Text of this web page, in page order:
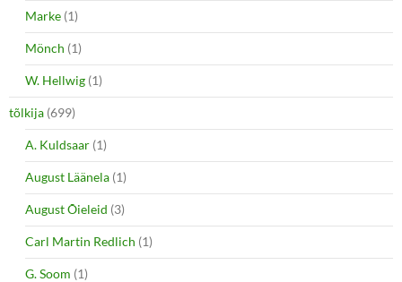
Marke (1)
Mönch (1)
W. Hellwig (1)
tõlkija (699)
A. Kuldsaar (1)
August Läänela (1)
August Õieleid (3)
Carl Martin Redlich (1)
G. Soom (1)